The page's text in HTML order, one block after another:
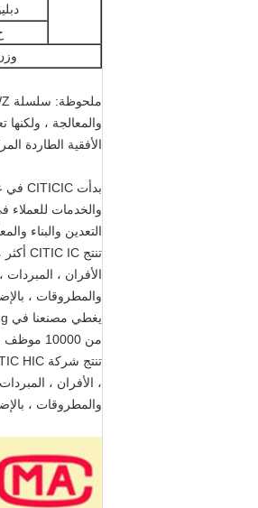
الأفقية الطاردة
والخدمات للعملاء
التعدين والبناء
والمطروقات ،
من 10000 موظف ، منهم أكثر من 1200 من المهندسين.
والمطروقات ،